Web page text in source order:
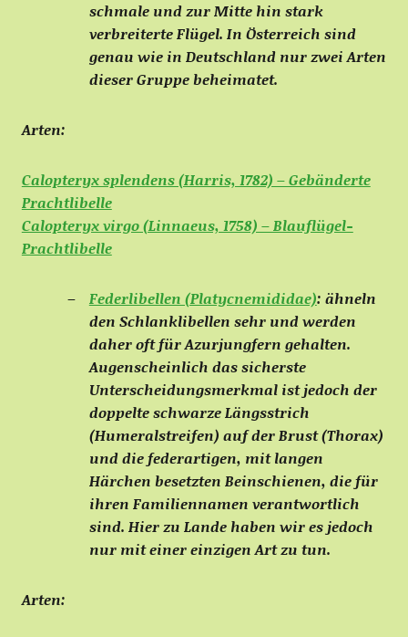
schmale und zur Mitte hin stark
verbreiterte Flügel. In Österreich sind
genau wie in Deutschland nur zwei Arten
dieser Gruppe beheimatet.
Arten:
Calopteryx splendens (Harris, 1782) – Gebänderte
Prachtlibelle
Calopteryx virgo (Linnaeus, 1758) – Blauflügel-
Prachtlibelle
Federlibellen (Platycnemididae): ähneln
den Schlanklibellen sehr und werden
daher oft für Azurjungfern gehalten.
Augenscheinlich das sicherste
Unterscheidungsmerkmal ist jedoch der
doppelte schwarze Längsstrich
(Humeralstreifen) auf der Brust (Thorax)
und die federartigen, mit langen
Härchen besetzten Beinschienen, die für
ihren Familiennamen verantwortlich
sind. Hier zu Lande haben wir es jedoch
nur mit einer einzigen Art zu tun.
Arten: